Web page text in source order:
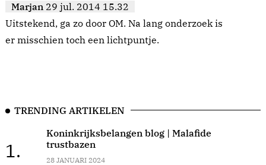
Marjan 29 jul. 2014 15.32
Uitstekend, ga zo door OM. Na lang onderzoek is
er misschien toch een lichtpuntje.
TRENDING ARTIKELEN
1.
Koninkrijksbelangen blog | Malafide
trustbazen
28 JANUARI 2024